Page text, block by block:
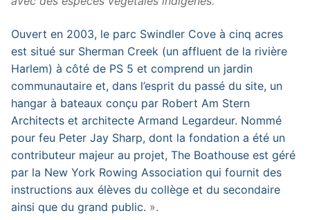
Ouvert en 2003, le parc Swindler Cove à cinq acres
est situé sur Sherman Creek (un affluent de la rivière
Harlem) à côté de PS 5 et comprend un jardin
communautaire et, dans l’esprit du passé du site, un
hangar à bateaux conçu par Robert Am Stern
Architects et architecte Armand Legardeur. Nommé
pour feu Peter Jay Sharp, dont la fondation a été un
contributeur majeur au projet, The Boathouse est géré
par la New York Rowing Association qui fournit des
instructions aux élèves du collège et du secondaire
ainsi que du grand public. ».